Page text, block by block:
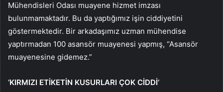
Mühendisleri Odası muayene hizmet imzası
bulunmamaktadır. Bu da yaptığımız işin ciddiyetini
göstermektedir. Bir arkadaşımız uzman mühendise
yaptırmadan 100 asansör muayenesi yapmış, “Asansör
muayenesine gidemez.”
‘KIRMIZI ETİKETİN KUSURLARI ÇOK CİDDİ’